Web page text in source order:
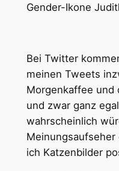
Gender-Ikone
Bei Twitter
meinen Tweets
Morgenkaffee und
und zwar ganz
wahrscheinlich
ich Katzenbilder